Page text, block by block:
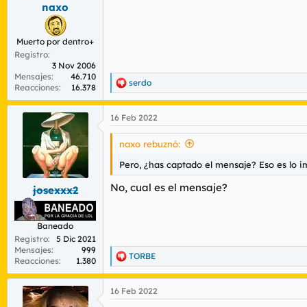
naxo
Muerto por dentro+
Registro
3 Nov 2006
Mensajes
46.710
Reacciones
16.378
R
e
a
c
c
e
s
serdo
josexxx2
Baneado
Registro
5 Dic 2021
Mensajes
999
Reacciones
1.380
16 Feb 2022
naxo rebuznó:
Pero, ¿has captado el mensaje? Eso es lo
No, cual es el mensaje?
R
e
a
c
TORBE
16 Feb 2022